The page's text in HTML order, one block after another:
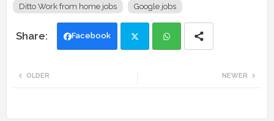
Ditto Work from home jobs Google jobs
Facebook
NEWER
OLDER